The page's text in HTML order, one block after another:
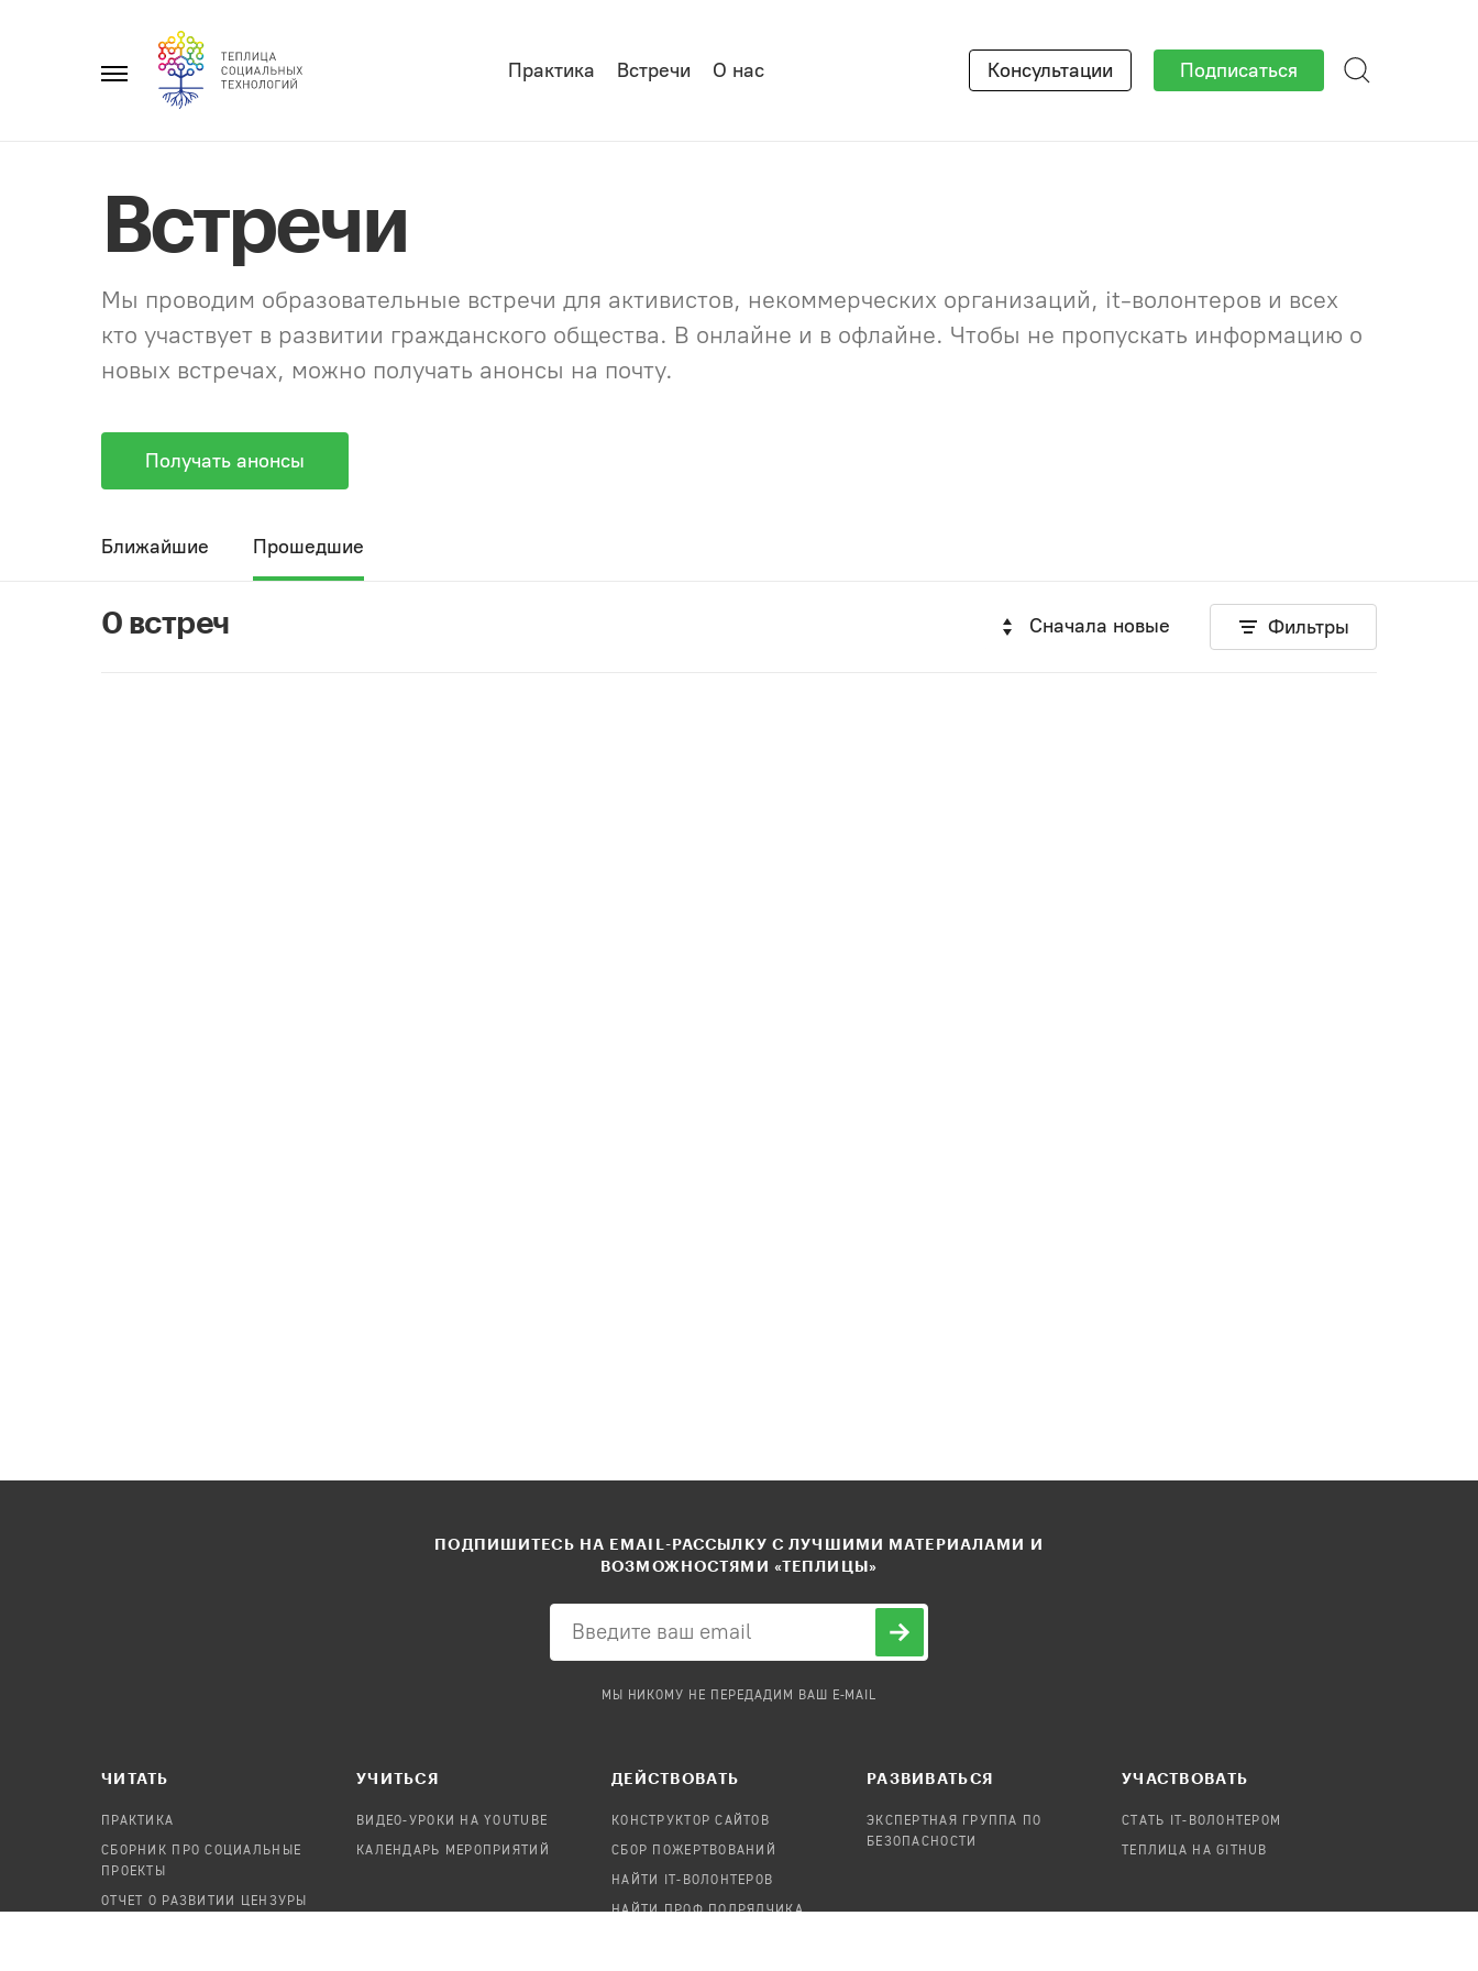
Главное
Практика Встречи О нас Консультации Подписаться
Встречи
Мы проводим образовательные встречи для активистов, некоммерческих организаций, it-волонтеров и всех
кто участвует в развитии гражданского общества. В онлайне и в офлайне. Чтобы не пропускать информацию о
новых встречах, можно получать анонсы на почту.
Получать анонсы
Ближайшие Прошедшие
0 встреч Сначала новые Фильтры
ПОДПИШИТЕСЬ НА EMAIL-РАССЫЛКУ С ЛУЧШИМИ МАТЕРИАЛАМИ И
ВОЗМОЖНОСТЯМИ «ТЕПЛИЦЫ»
МЫ НИКОМУ НЕ ПЕРЕДАДИМ ВАШ E-MAIL
ЧИТАТЬ
ПРАКТИКА
СБОРНИК ПРО СОЦИАЛЬНЫЕ
ПРОЕКТЫ
ОТЧЕТ О РАЗВИТИИ ЦЕНЗУРЫ
УЧИТЬСЯ
ВИДЕО-УРОКИ НА YOUTUBE
КАЛЕНДАРЬ МЕРОПРИЯТИЙ
ДЕЙСТВОВАТЬ
КОНСТРУКТОР САЙТОВ
СБОР ПОЖЕРТВОВАНИЙ
НАЙТИ IT-ВОЛОНТЕРОВ
НАЙТИ ПРОФ.ПОДРЯДЧИКА
РАЗВИВАТЬСЯ
ЭКСПЕРТНАЯ ГРУППА ПО
БЕЗОПАСНОСТИ
УЧАСТВОВАТЬ
СТАТЬ IT-ВОЛОНТЕРОМ
ТЕПЛИЦА НА GITHUB